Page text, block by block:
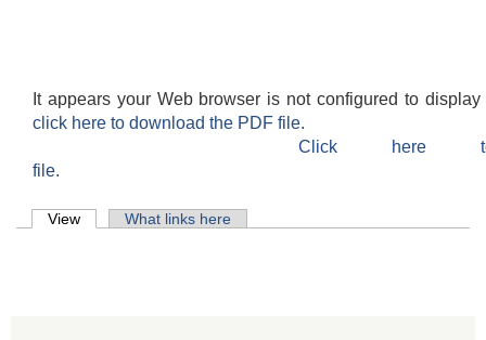
It appears your Web browser is not configured to
click here to download the PDF file.
Click here
file.
Primary tabs
View (active tab)What links here